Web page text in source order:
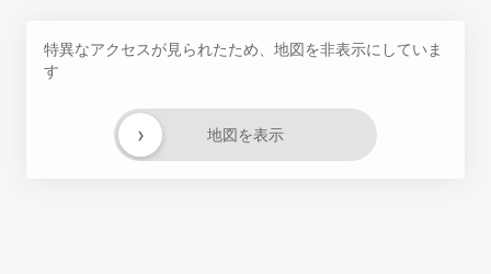
特異なアクセスが見られたため、地図を非表示にしていま
す
地図を表示
›